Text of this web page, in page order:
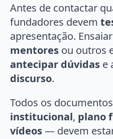
Antes de contactar
fundadores devem
apresentação.
mentores ou outros
antecipar dúvidas e
discurso.
Todos os
institucional, plano
vídeos— devem